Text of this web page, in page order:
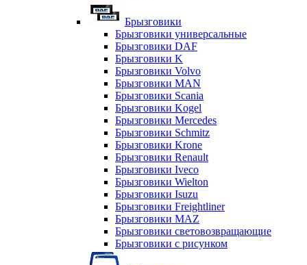
Брызговики
Брызговики универсальные
Брызговики DAF
Брызговики K
Брызговики Volvo
Брызговики MAN
Брызговики Scania
Брызговики Kogel
Брызговики Mercedes
Брызговики Schmitz
Брызговики Krone
Брызговики Renault
Брызговики Iveco
Брызговики Wielton
Брызговики Isuzu
Брызговики Freightliner
Брызговики MAZ
Брызговики световозвращающие
Брызговики с рисунком